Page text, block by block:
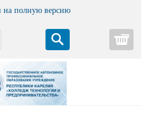
на полную версию